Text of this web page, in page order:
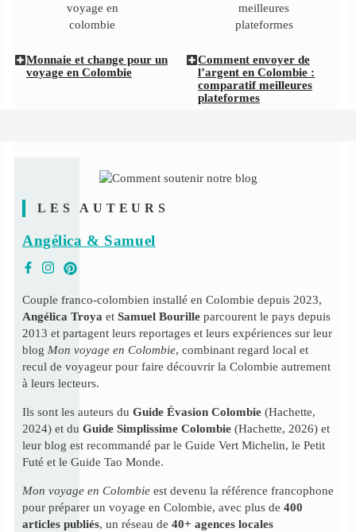
Monnaie et change pour un
voyage en Colombie
Comment envoyer de
l’argent en Colombie :
comparatif meilleures
plateformes
LES AUTEURS
Angélica & Samuel
Couple franco-colombien installé en Colombie depuis 2023,
Angélica Troya et Samuel Bourille parcourent le pays depuis
2013 et partagent leurs reportages et leurs expériences sur leur
blog Mon voyage en Colombie, combinant regard local et
recul de voyageur pour faire découvrir la Colombie autrement
à leurs lecteurs.
Ils sont les auteurs du Guide Évasion Colombie (Hachette,
2024) et du Guide Simplissime Colombie (Hachette, 2026) et
leur blog est recommandé par le Guide Vert Michelin, le Petit
Futé et le Guide Tao Monde.
Mon voyage en Colombie est devenu la référence francophone
pour préparer un voyage en Colombie, avec plus de 400
articles publiés, un réseau de 40+ agences locales